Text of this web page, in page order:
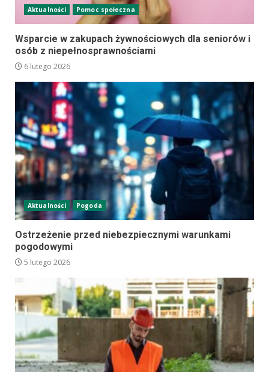
Aktualności Pomoc społeczna
Wsparcie w zakupach żywnościowych dla seniorów i
osób z niepełnosprawnościami
6 lutego 2026
Aktualności Pogoda
Ostrzeżenie przed niebezpiecznymi warunkami
pogodowymi
5 lutego 2026